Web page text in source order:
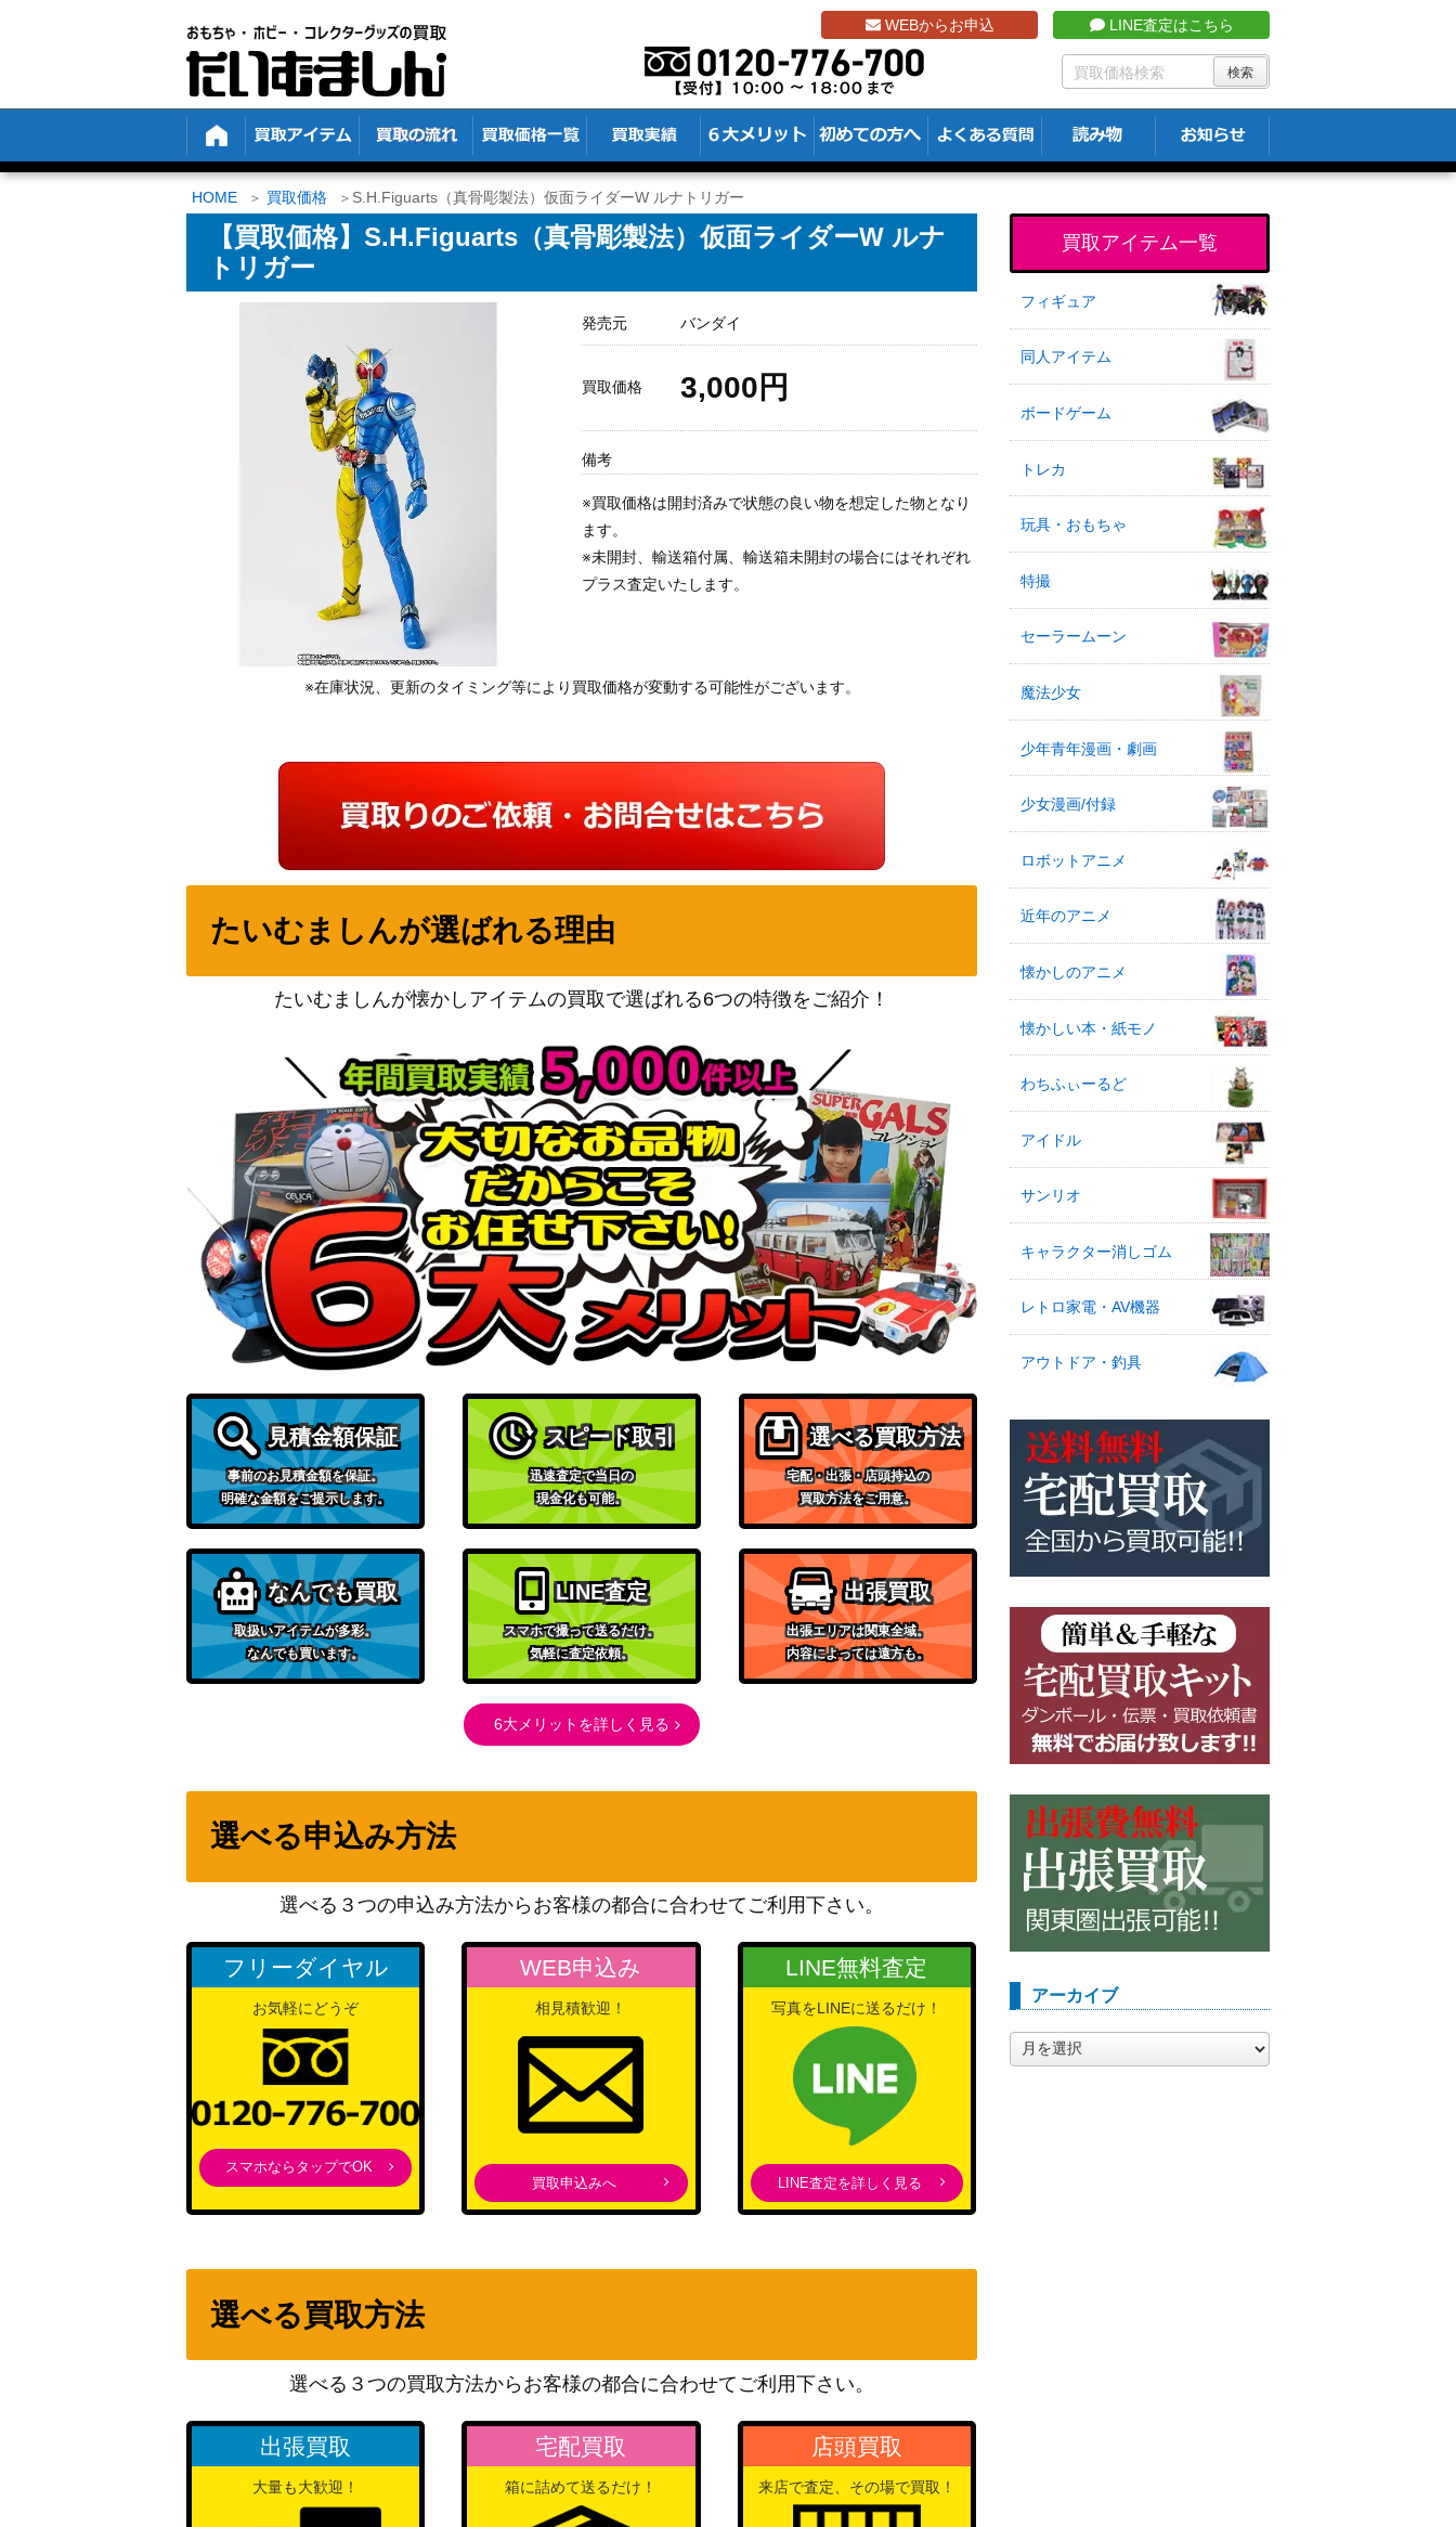
WEBからお申込 LINE査定はこちら
HOME 買取価格 S.H.Figuarts（真骨彫製法）仮面ライダーW ルナトリガー
【買取価格】S.H.Figuarts（真骨彫製法）仮面ライダーW ルナ
トリガー
発売元 バンダイ
買取価格 3,000円
備考
※買取価格は開封済みで状態の良い物を想定した物となり
ます。
※未開封、輸送箱付属、輸送箱未開封の場合にはそれぞれ
プラス査定いたします。
※在庫状況、更新のタイミング等により買取価格が変動する可能性がございます。
たいむましんが選ばれる理由
たいむましんが懐かしアイテムの買取で選ばれる6つの特徴をご紹介！
見積金額保証
事前のお見積金額を保証。
明確な金額をご提示します。
スピード取引
迅速査定で当日の
現金化も可能。
選べる買取方法
宅配・出張・店頭持込の
買取方法をご用意。
なんでも買取
取扱いアイテムが多彩。
なんでも買います。
LINE査定
スマホで撮って送るだけ。
気軽に査定依頼。
出張買取
出張エリアは関東全域。
内容によっては遠方も。
6大メリットを詳しく見る
選べる申込み方法
選べる３つの申込み方法からお客様の都合に合わせてご利用下さい。
フリーダイヤル
お気軽にどうぞ
スマホならタップでOK
WEB申込み
相見積歓迎！
買取申込みへ
LINE無料査定
写真をLINEに送るだけ！
LINE査定を詳しく見る
選べる買取方法
選べる３つの買取方法からお客様の都合に合わせてご利用下さい。
出張買取
大量も大歓迎！
宅配買取
箱に詰めて送るだけ！
店頭買取
来店で査定、その場で買取！
買取アイテム一覧
フィギュア
同人アイテム
ボードゲーム
トレカ
玩具・おもちゃ
特撮
セーラームーン
魔法少女
少年青年漫画・劇画
少女漫画/付録
ロボットアニメ
近年のアニメ
懐かしのアニメ
懐かしい本・紙モノ
わちふぃーるど
アイドル
サンリオ
キャラクター消しゴム
レトロ家電・AV機器
アウトドア・釣具
アーカイブ
ー